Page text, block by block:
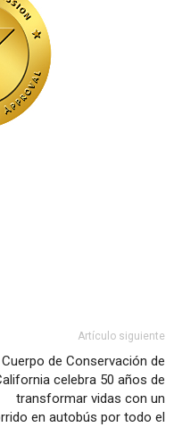
Artículo siguiente
Cuerpo de Conservación de
celebra 50 años de
transformar vidas con un
en autobús por todo el